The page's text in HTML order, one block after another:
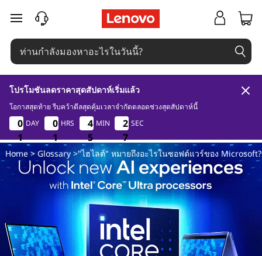
ฮ
ล
ต์
"
ม
ข้ามไปที่เนื้อหาหลัก
โปรโมชันลดราคาสุดสัปดาห์เริ่มแล้ว
โอกาสสุดท้าย รีบคว้าดีลสุดคุ้มเวลาจำกัดตลอดช่วงสุดสัปดาห์นี้
0
1
0
1
0
1
0
1
DAY
0
1
0
1
0
1
0
1
HRS
4
5
4
5
4
5
4
5
MIN 2
7
2
6
2
7
2
6
SEC
Home> Glossary>"ไฮไลต์" หมายถึงอะไรในซอฟต์แวร์ของ Microsoft?